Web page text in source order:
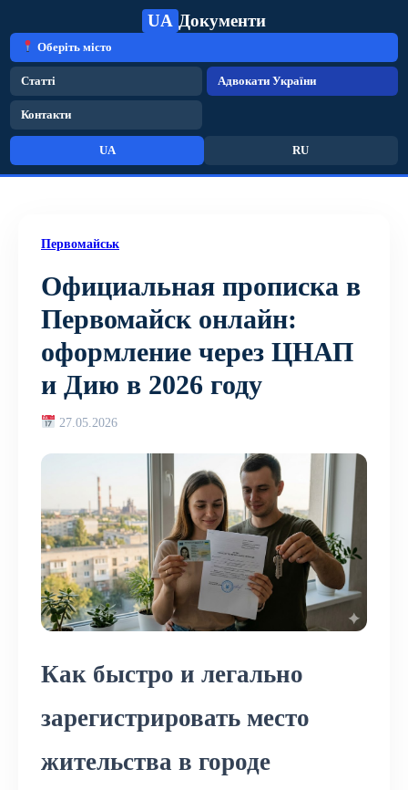
UA Документи
Оберіть місто
Статті Адвокати України
Контакти
UA RU
Первомайськ
Официальная прописка в
Первомайск онлайн:
оформление через ЦНАП
и Дию в 2026 году
27.05.2026
Как быстро и легально
зарегистрировать место
жительства в городе